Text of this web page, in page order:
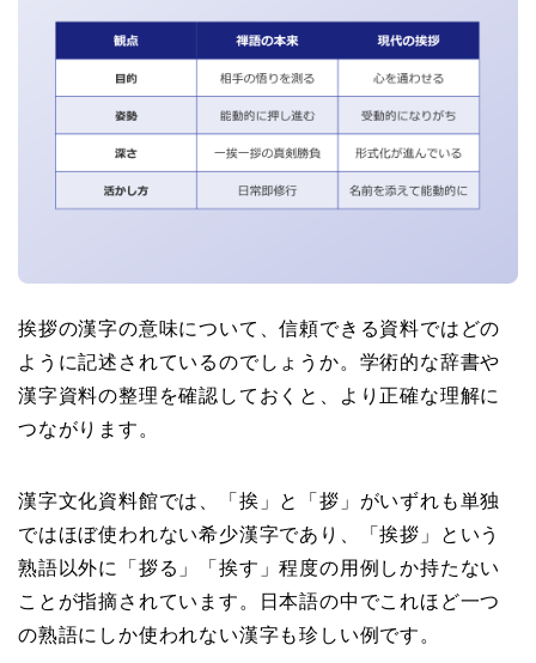
挨拶の漢字の意味について、信頼できる資料ではどの
ように記述されているのでしょうか。学術的な辞書や
漢字資料の整理を確認しておくと、より正確な理解に
つながります。
漢字文化資料館では、「挨」と「拶」がいずれも単独
ではほぼ使われない希少漢字であり、「挨拶」という
熟語以外に「拶る」「挨す」程度の用例しか持たない
ことが指摘されています。日本語の中でこれほど一つ
の熟語にしか使われない漢字も珍しい例です。